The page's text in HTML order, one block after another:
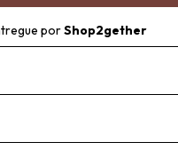
porShop2gether